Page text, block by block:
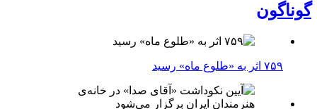
گوناگون
۷۵۹ اثر به «طلوع ماه» رسید